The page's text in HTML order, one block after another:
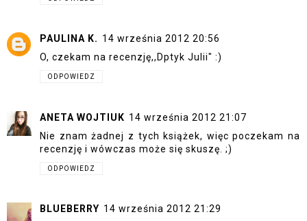
PAULINA K. 14 września 2012 20:56
O, czekam na recenzję,,Dptyk Julii" :)
ODPOWIEDZ
ANETA WOJTIUK 14 września 2012 21:07
Nie znam żadnej z tych książek, więc poczekam na
recenzję i wówczas może się skuszę. ;)
ODPOWIEDZ
BLUEBERRY 14 września 2012 21:29